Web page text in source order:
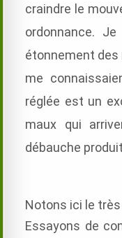
craindre le
ordonnance.
étonnement des
me
réglée est un
maux qui
débauche
Notons ici le
Essayons de